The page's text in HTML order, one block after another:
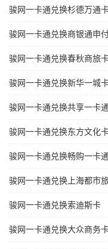
骏网一卡通兑换杉德万通
骏网一卡通兑换商银通申
骏网一卡通兑换春秋商旅
骏网一卡通兑换新华一城
骏网一卡通兑换共享一卡
骏网一卡通兑换东方文化
骏网一卡通兑换畅购一卡通
骏网一卡通兑换上海都市
骏网一卡通兑换索迪斯卡
骏网一卡通兑换大众商务